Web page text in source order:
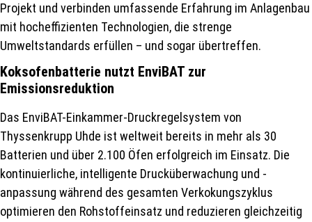
Projekt und verbinden umfassende Erfahrung im Anlagenbau
mit hocheffizienten Technologien, die strenge
Umweltstandards erfüllen – und sogar übertreffen.
Koksofenbatterie nutzt EnviBAT zur
Emissionsreduktion
Das EnviBAT-Einkammer-Druckregelsystem von
Thyssenkrupp Uhde ist weltweit bereits in mehr als 30
Batterien und über 2.100 Öfen erfolgreich im Einsatz. Die
kontinuierliche, intelligente Drucküberwachung und -
anpassung während des gesamten Verkokungszyklus
optimieren den Rohstoffeinsatz und reduzieren gleichzeitig